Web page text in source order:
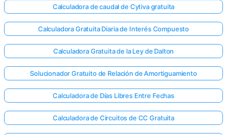
Calculadora de caudal de Cytiva gratuita
Calculadora Gratuita Diaria de Interés Compuesto
Calculadora Gratuita de la Ley de Dalton
Solucionador Gratuito de Relación de Amortiguamiento
Calculadora de Días Libres Entre Fechas
Calculadora de Circuitos de CC Gratuita